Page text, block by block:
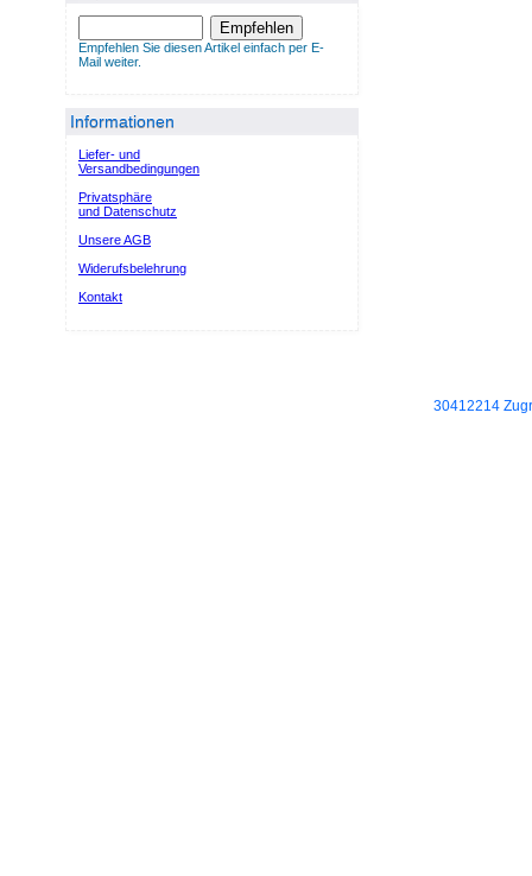
Empfehlen
Empfehlen Sie diesen Artikel einfach per E-
Mail weiter.
Informationen
Liefer- und
Versandbedingungen
Privatsphäre
und Datenschutz
Unsere AGB
Widerufsbelehrung
Kontakt
30412214